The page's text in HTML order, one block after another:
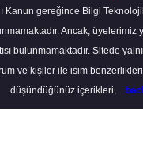
Kanun gereğince Bilgi
Ancak,
bulunmamaktadır. Sitede
ve kişiler ile isim
düşündüğünüz içerikleri,